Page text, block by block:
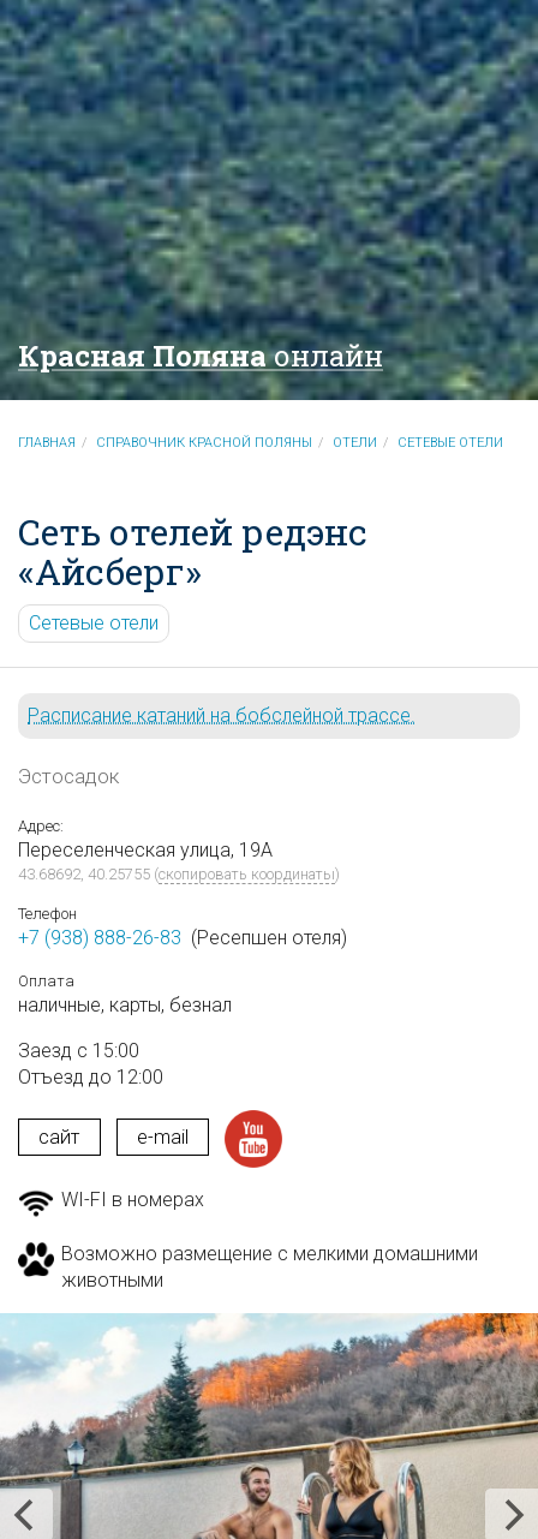
Красная Полянаонлайн
ГЛАВНАЯ СПРАВОЧНИК КРАСНОЙ ПОЛЯНЫ ОТЕЛИ СЕТЕВЫЕ ОТЕЛИ
Сеть отелей редэнс
«Айсберг»
Сетевые отели
Расписание катаний на бобслейной трассе.
Эстосадок
Адрес:
Переселенческая улица, 19А
43.68692, 40.25755 (скопировать координаты)
Телефон
+7 (938) 888-26-83 (Ресепшен отеля)
Оплата
наличные, карты, безнал
Заезд с 15:00
Отъезд до 12:00
сайт e-mail
WI-FI в номерах
Возможно размещение с мелкими домашними
животными